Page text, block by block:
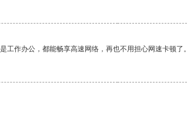
作办公，都能畅享高速网络，再也不用担心网速卡顿了。